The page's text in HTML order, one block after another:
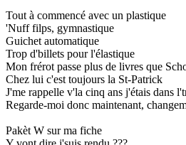
Tout à commencé avec un plastique
'Nuff filps, gymnastique
Guichet automatique
Trop d'billets pour l'élastique
Mon frérot passe plus de livres que
Chez lui c'est toujours la St-Patrick
J'me rappelle v'la cinq ans j'étais dans
Regarde-moi donc maintenant,
Pakèt W sur ma fiche